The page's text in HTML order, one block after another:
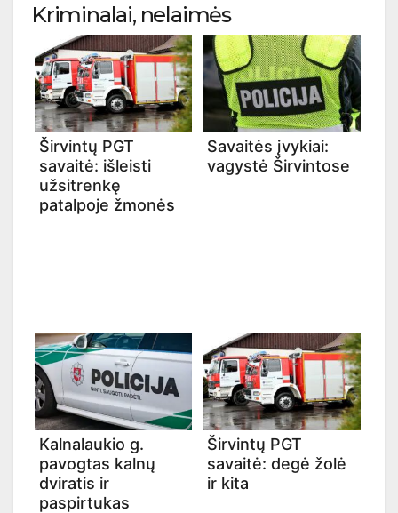
Kriminalai, nelaimės
Širvintų PGT
savaitė: išleisti
užsitrenkę
patalpoje žmonės
Savaitės įvykiai:
vagystė Širvintose
Kalnalaukio g.
pavogtas kalnų
dviratis ir
paspirtukas
Širvintų PGT
savaitė: degė žolė
ir kita